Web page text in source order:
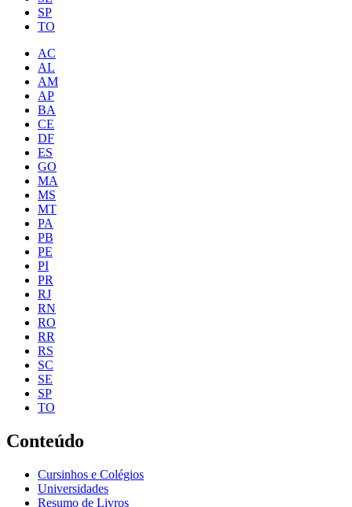
SP
TO
AC
AL
AM
AP
BA
CE
DF
ES
GO
MA
MS
MT
PA
PB
PE
PI
PR
RJ
RN
RO
RR
RS
SC
SE
SP
TO
Conteúdo
Cursinhos e Colégios
Universidades
Resumo de Livros